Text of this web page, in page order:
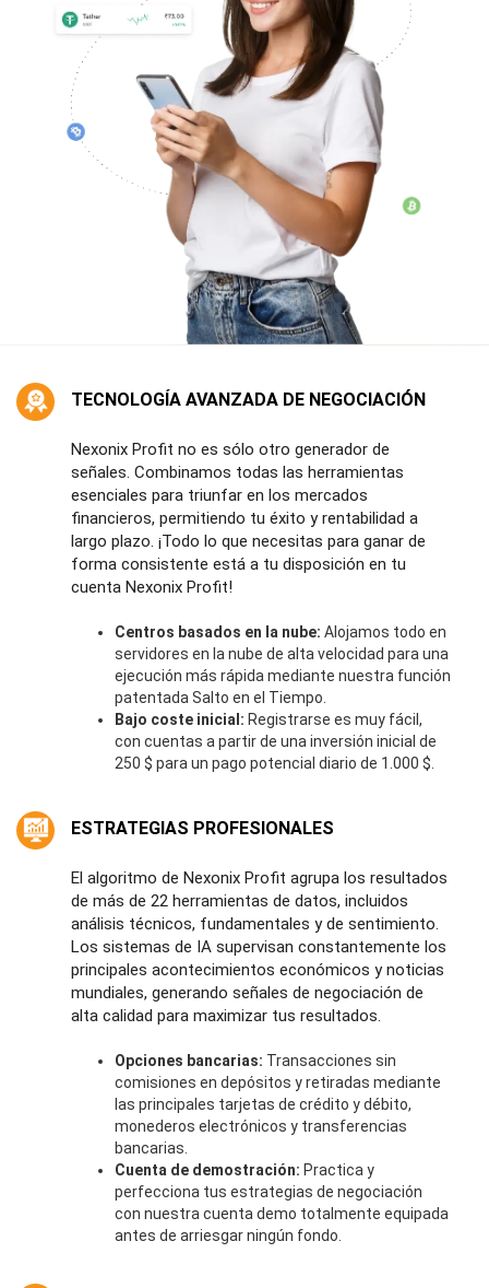
ESTRATEGIAS PROFESIONALES
El algoritmo de Nexonix Profit agrupa los resultados
de más de 22 herramientas de datos, incluidos
análisis técnicos, fundamentales y de sentimiento.
Los sistemas de IA supervisan constantemente los
principales acontecimientos económicos y noticias
mundiales, generando señales de negociación de
alta calidad para maximizar tus resultados.
Opciones bancarias: Transacciones sin
comisiones en depósitos y retiradas mediante
las principales tarjetas de crédito y débito,
monederos electrónicos y transferencias
bancarias.
Cuenta de demostración: Practica y
perfecciona tus estrategias de negociación
con nuestra cuenta demo totalmente equipada
antes de arriesgar ningún fondo.
TECNOLOGÍA AVANZADA DE NEGOCIACIÓN
Nexonix Profit no es sólo otro generador de
señales. Combinamos todas las herramientas
esenciales para triunfar en los mercados
financieros, permitiendo tu éxito y rentabilidad a
largo plazo. ¡Todo lo que necesitas para ganar de
forma consistente está a tu disposición en tu
cuenta Nexonix Profit!
Centros basados en la nube: Alojamos todo en
servidores en la nube de alta velocidad para una
ejecución más rápida mediante nuestra función
patentada Salto en el Tiempo.
Bajo coste inicial: Registrarse es muy fácil,
con cuentas a partir de una inversión inicial de
250 $ para un pago potencial diario de 1.000 $.